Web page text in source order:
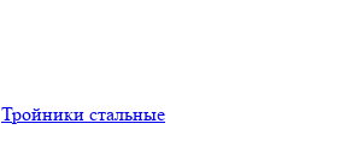
Тройники стальные